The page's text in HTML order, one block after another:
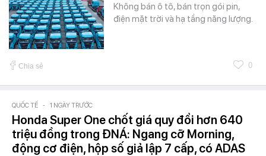
Không bán ô tô, bán trọn gói pin,
điện mặt trời và hạ tầng năng lượng.
Chia sẻ 0
QUỐC TẾ - 1 NGÀY TRƯỚC
Honda Super One chốt giá quy đổi hơn 640
triệu đồng trong ĐNÁ: Ngang cỡ Morning,
động cơ điện, hộp số giả lập 7 cấp, có ADAS